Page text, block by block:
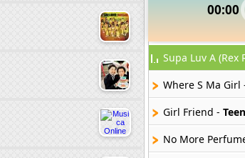
00:00
Supa Luv A (Rex
Where S Ma Girl
Girl Friend -
No More